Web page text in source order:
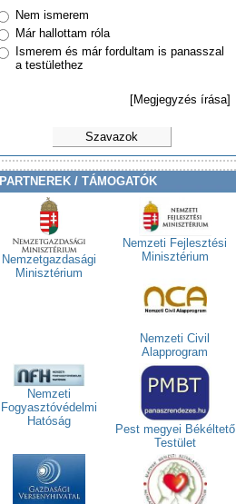
Nem ismerem
Már hallottam róla
Ismerem és már fordultam is panasszal
a testülethez
[Megjegyzés írása]
Szavazok
PARTNEREK / TÁMOGATÓK
Nemzetgazdasági
Minisztérium
Nemzeti Fejlesztési
Minisztérium
Nemzeti Civil
Alapprogram
Nemzeti
Fogyasztóvédelmi
Hatóság
Pest megyei Békéltető
Testület